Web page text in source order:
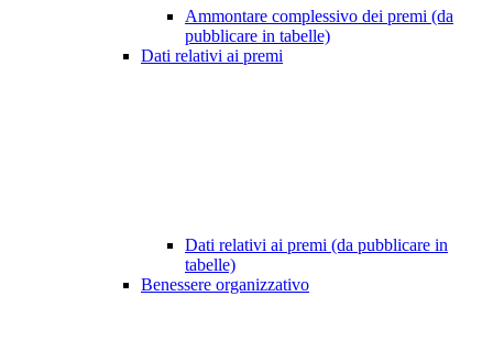
Ammontare complessivo dei premi (da
pubblicare in tabelle)
Dati relativi ai premi
Dati relativi ai premi (da pubblicare in
tabelle)
Benessere organizzativo